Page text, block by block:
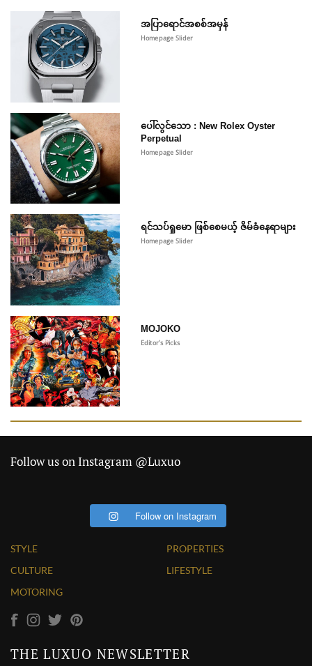
အပြာရောင်အစစ်အမှန်
Homepage Slider
ပေါ်လွင်သော : New Rolex Oyster
Perpetual
Homepage Slider
ရင်သပ်ရှုမော ဖြစ်စေမယ့် ဇိမ်ခံနေရာများ
Homepage Slider
MOJOKO
Editor's Picks
Follow us on Instagram @Luxuo
Follow on Instagram
STYLE
CULTURE
MOTORING
PROPERTIES
LIFESTYLE
THE LUXUO NEWSLETTER